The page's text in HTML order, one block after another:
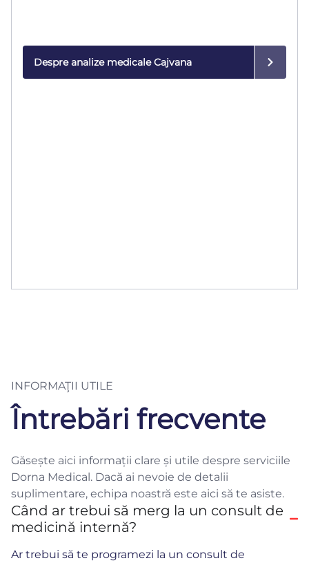
Despre analize medicale Cajvana
INFORMAŢII UTILE
Întrebări frecvente
Găsește aici informații clare și utile despre serviciile
Dorna Medical. Dacă ai nevoie de detalii
suplimentare, echipa noastră este aici să te asiste.
Când ar trebui să merg la un consult de
medicină internă?
Ar trebui să te programezi la un consult de